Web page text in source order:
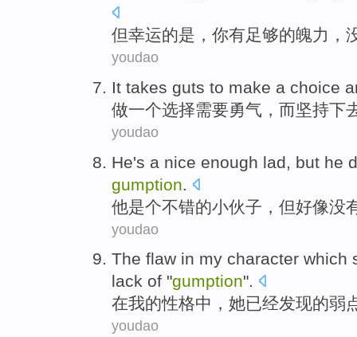
但幸运的是， 你有足够的魄力 ，
youdao
It takes guts to make a choice
做一个选择需要勇气 ， 而坚持下
youdao
He's a nice enough lad but he
gumption
他是个不错的小伙子 ， 但好像没
youdao
The flaw in my character which
lack of "gumption".
在我的性格中 ， 她已经发现的弱
youdao